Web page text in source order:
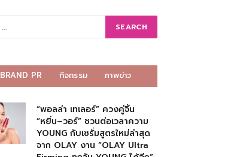
BRAND PR กิจกรรม ภาพข่าว
“พอลล่า เทเลอร์” ควงคู่จิ้น
“หยิ่น–วอร์” ชวนต่อเวลาความ
YOUNG กับเซรั่มสูตรใหม่ล่าสุด
จาก OLAY งาน “OLAY Ultra